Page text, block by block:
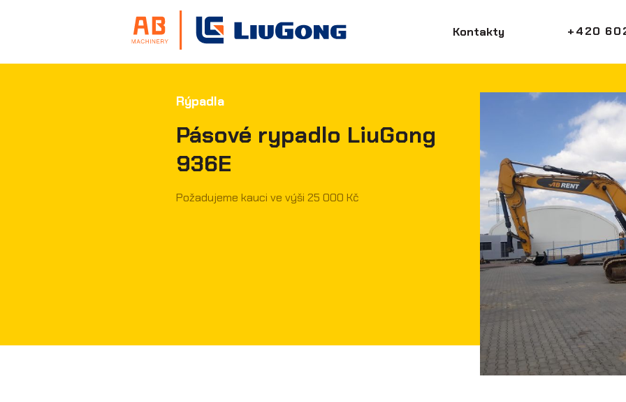
Kontakty
+420
Rýpadla
Pásové rypadlo LiuGong
936E
Požadujeme kauci ve výši 25 000 Kč